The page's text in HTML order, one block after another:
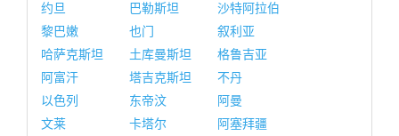
约旦
巴勒斯坦
沙特阿拉伯
黎巴嫩
也门
叙利亚
哈萨克斯坦
土库曼斯坦
格鲁吉亚
阿富汗
塔吉克斯坦
不丹
以色列
东帝汶
阿曼
文莱
卡塔尔
阿塞拜疆